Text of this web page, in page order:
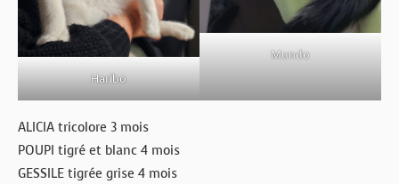
Haribo
Mundo
ALICIA tricolore 3 mois
POUPI tigré et blanc 4 mois
GESSILE tigrée grise 4 mois